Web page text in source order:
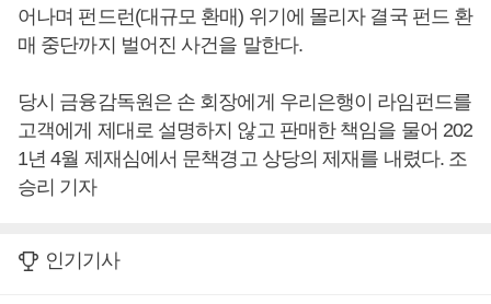
어나며 펀드런(대규모 환매) 위기에 몰리자 결국 펀드 환
매 중단까지 벌어진 사건을 말한다.
당시 금융감독원은 손 회장에게 우리은행이 라임펀드를
고객에게 제대로 설명하지 않고 판매한 책임을 물어 202
1년 4월 제재심에서 문책경고 상당의 제재를 내렸다. 조
승리 기자
인기기사